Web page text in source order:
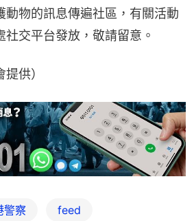
動物的訊息傳遍社區，有關活動
交平台發放，敬請留意。
供）
警察 feed